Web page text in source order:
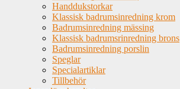
Handdukstorkar
Klassisk badrumsinredning krom
Badrumsinredning mässing
Klassisk badrumsrinredning brons
Badrumsinredning porslin
Speglar
Specialartiklar
Tillbehör